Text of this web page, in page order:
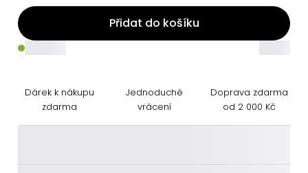
Přidat do košíku
Dárek k nákupu
zdarma
Jednoduché
vrácení
Doprava zdarma
od 2 000 Kč